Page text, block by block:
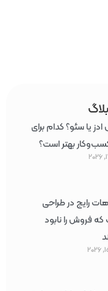
یا سئو؟ کدام برای
بهتر است؟
رایج در طراحی
فروش را نابود